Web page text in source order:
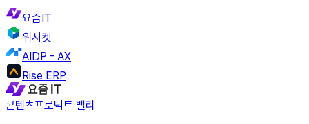
요즘IT
위시켓
AIDP - AX
Rise ERP
콘텐츠프로덕트 밸리